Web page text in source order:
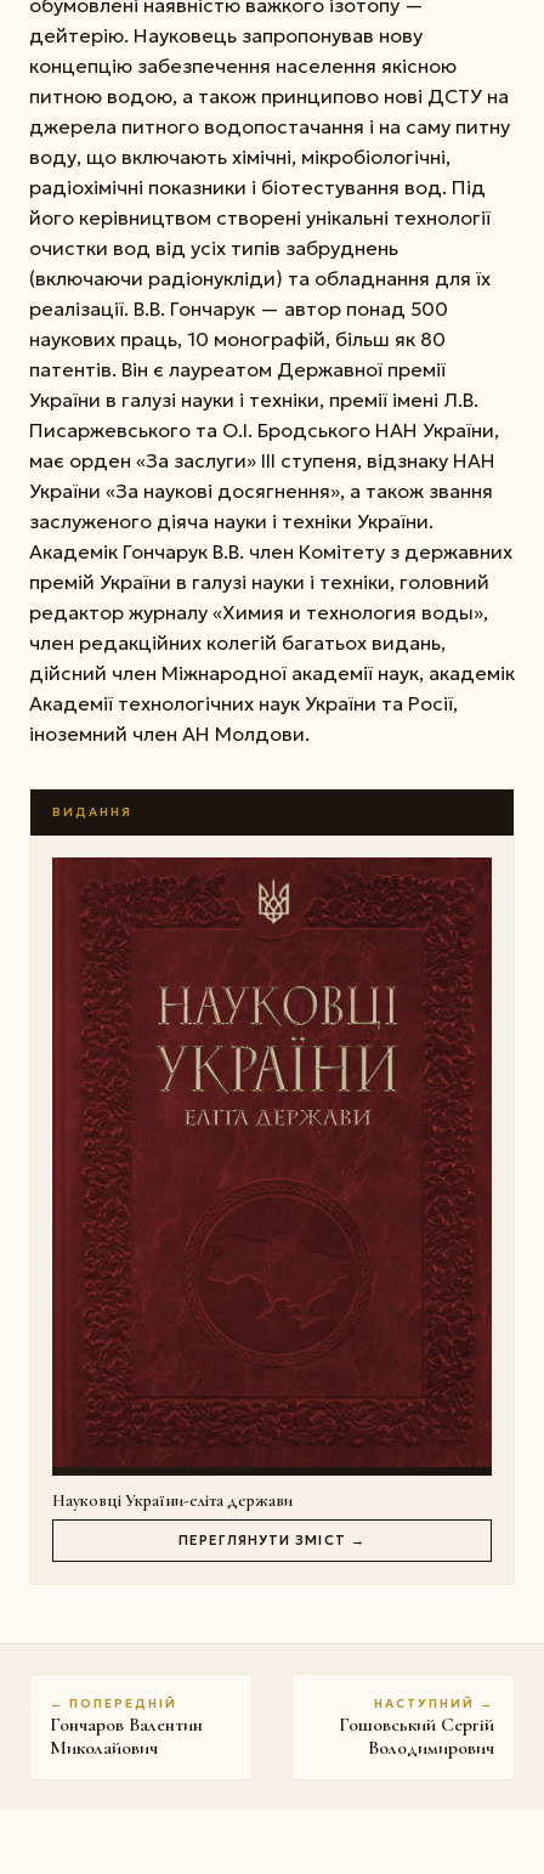
дейтерію. Науковець запропонував нову
концепцію забезпечення населення якісною
питною водою, а також принципово нові ДСТУ на
джерела питного водопостачання і на саму питну
воду, що включають хімічні, мікробіологічні,
радіохімічні показники і біотестування вод. Під
його керівництвом створені унікальні технології
очистки вод від усіх типів забруднень
(включаючи радіонукліди) та обладнання для їх
реалізації. В.В. Гончарук — автор понад 500
наукових праць, 10 монографій, більш як 80
патентів. Він є лауреатом Державної премії
України в галузі науки і техніки, премії імені Л.В.
Писаржевського та О.І. Бродського НАН України,
має орден «За заслуги» ІІІ ступеня, відзнаку НАН
України «За наукові досягнення», а також звання
заслуженого діяча науки і техніки України.
Академік Гончарук В.В. член Комітету з державних
премій України в галузі науки і техніки, головний
редактор журналу «Химия и технология воды»,
член редакційних колегій багатьох видань,
дійсний член Міжнародної академії наук, академік
Академії технологічних наук України та Росії,
іноземний член АН Молдови.
ВИДАННЯ
Науковці України-еліта держави
ПЕРЕГЛЯНУТИ ЗМІСТ →
← ПОПЕРЕДНІЙ
Гончаров Валентин
Миколайович
НАСТУПНИЙ →
Гошовський Сергій
Володимирович